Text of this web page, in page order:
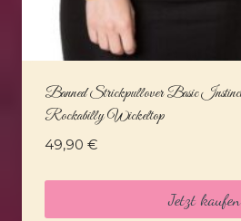
Banned Strickpullover Basic
Rockabilly Wickeltop
49,90 €
Jetzt kaufen